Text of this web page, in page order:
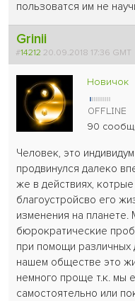
пользоватся им не
Grinii
#14212 20.09.2018 17:36 GMT
Новичок
90
Человек, это
продвинулся далеко
же в действиях,
благоустройсво его
изменения на
бюрократические
при помощи различных
нашем обществе это
немного проще т.к. мы
самостоятельно или